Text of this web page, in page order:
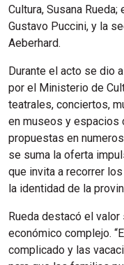
Cultura, Susana
Gustavo Puccini, y la
Aeberhard.
Durante el acto se dio
por el Ministerio de
teatrales, conciertos,
en museos y espacios
propuestas en
se suma la oferta
que invita a recorrer
la identidad de la
Rueda destacó el
económico complejo.
complicado y las